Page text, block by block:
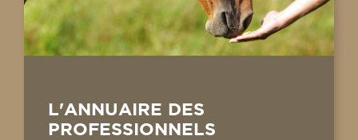
L'ANNUAIRE DES
PROFESSIONNELS